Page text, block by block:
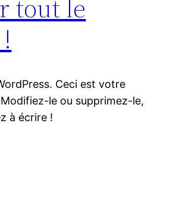
tout le
Ceci est votre
le ou supprimez-le,
à écrire !